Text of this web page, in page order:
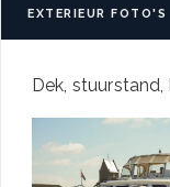
EXTERIEUR FOTO'S
Dek,